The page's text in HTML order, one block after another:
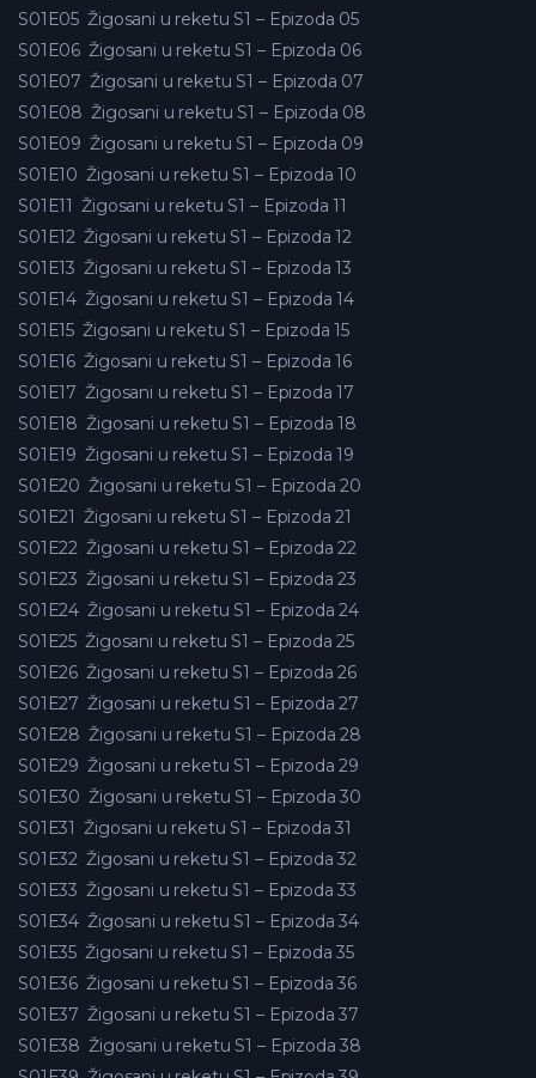
S01E05 Žigosani u reketu S1 – Epizoda 05
S01E06 Žigosani u reketu S1 – Epizoda 06
S01E07 Žigosani u reketu S1 – Epizoda 07
S01E08 Žigosani u reketu S1 – Epizoda 08
S01E09 Žigosani u reketu S1 – Epizoda 09
S01E10 Žigosani u reketu S1 – Epizoda 10
S01E11 Žigosani u reketu S1 – Epizoda 11
S01E12 Žigosani u reketu S1 – Epizoda 12
S01E13 Žigosani u reketu S1 – Epizoda 13
S01E14 Žigosani u reketu S1 – Epizoda 14
S01E15 Žigosani u reketu S1 – Epizoda 15
S01E16 Žigosani u reketu S1 – Epizoda 16
S01E17 Žigosani u reketu S1 – Epizoda 17
S01E18 Žigosani u reketu S1 – Epizoda 18
S01E19 Žigosani u reketu S1 – Epizoda 19
S01E20 Žigosani u reketu S1 – Epizoda 20
S01E21 Žigosani u reketu S1 – Epizoda 21
S01E22 Žigosani u reketu S1 – Epizoda 22
S01E23 Žigosani u reketu S1 – Epizoda 23
S01E24 Žigosani u reketu S1 – Epizoda 24
S01E25 Žigosani u reketu S1 – Epizoda 25
S01E26 Žigosani u reketu S1 – Epizoda 26
S01E27 Žigosani u reketu S1 – Epizoda 27
S01E28 Žigosani u reketu S1 – Epizoda 28
S01E29 Žigosani u reketu S1 – Epizoda 29
S01E30 Žigosani u reketu S1 – Epizoda 30
S01E31 Žigosani u reketu S1 – Epizoda 31
S01E32 Žigosani u reketu S1 – Epizoda 32
S01E33 Žigosani u reketu S1 – Epizoda 33
S01E34 Žigosani u reketu S1 – Epizoda 34
S01E35 Žigosani u reketu S1 – Epizoda 35
S01E36 Žigosani u reketu S1 – Epizoda 36
S01E37 Žigosani u reketu S1 – Epizoda 37
S01E38 Žigosani u reketu S1 – Epizoda 38